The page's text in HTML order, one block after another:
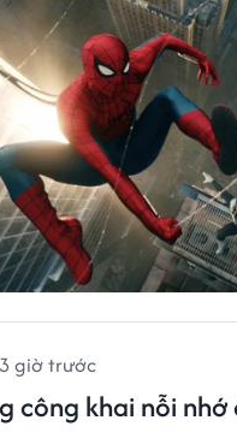
3 giờ trước
công khai nỗi